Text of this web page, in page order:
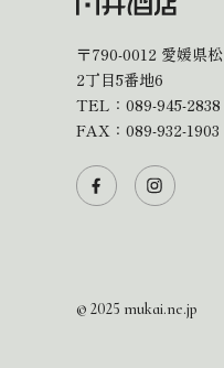
〒790-0012 愛媛県
2丁目5番地6
TEL： 089-945-2838
FAX：089-932-1903
© 2025 mukai.ne.jp